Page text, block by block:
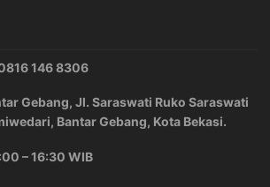
146 8306
Gebang, Jl. Saraswati Ruko Saraswati
Bantar Gebang, Kota Bekasi.
– 16:30 WIB